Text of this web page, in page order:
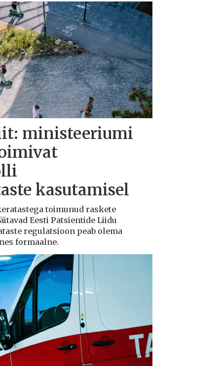
ministeeriumi
kasutamisel
toimunud raskete
Eesti Patsientide Liidu
regulatsioon peab olema
formaalne.